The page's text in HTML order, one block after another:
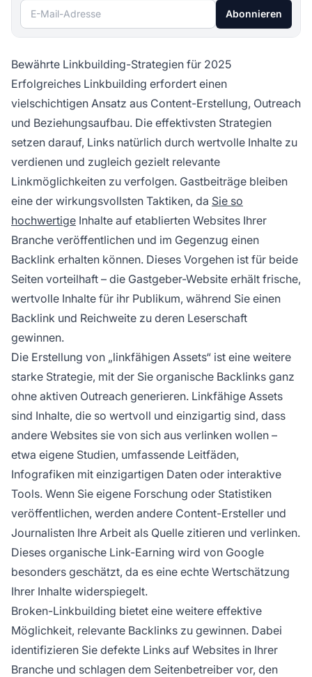
E-Mail-Adresse Abonnieren
Bewährte Linkbuilding-Strategien für 2025
Erfolgreiches Linkbuilding erfordert einen
vielschichtigen Ansatz aus Content-Erstellung, Outreach
und Beziehungsaufbau. Die effektivsten Strategien
setzen darauf, Links natürlich durch wertvolle Inhalte zu
verdienen und zugleich gezielt relevante
Linkmöglichkeiten zu verfolgen. Gastbeiträge bleiben
eine der wirkungsvollsten Taktiken, da Sie so
hochwertige Inhalte auf etablierten Websites Ihrer
Branche veröffentlichen und im Gegenzug einen
Backlink erhalten können. Dieses Vorgehen ist für beide
Seiten vorteilhaft – die Gastgeber-Website erhält frische,
wertvolle Inhalte für ihr Publikum, während Sie einen
Backlink und Reichweite zu deren Leserschaft
gewinnen.
Die Erstellung von „linkfähigen Assets“ ist eine weitere
starke Strategie, mit der Sie organische Backlinks ganz
ohne aktiven Outreach generieren. Linkfähige Assets
sind Inhalte, die so wertvoll und einzigartig sind, dass
andere Websites sie von sich aus verlinken wollen –
etwa eigene Studien, umfassende Leitfäden,
Infografiken mit einzigartigen Daten oder interaktive
Tools. Wenn Sie eigene Forschung oder Statistiken
veröffentlichen, werden andere Content-Ersteller und
Journalisten Ihre Arbeit als Quelle zitieren und verlinken.
Dieses organische Link-Earning wird von Google
besonders geschätzt, da es eine echte Wertschätzung
Ihrer Inhalte widerspiegelt.
Broken-Linkbuilding bietet eine weitere effektive
Möglichkeit, relevante Backlinks zu gewinnen. Dabei
identifizieren Sie defekte Links auf Websites in Ihrer
Branche und schlagen dem Seitenbetreiber vor, den